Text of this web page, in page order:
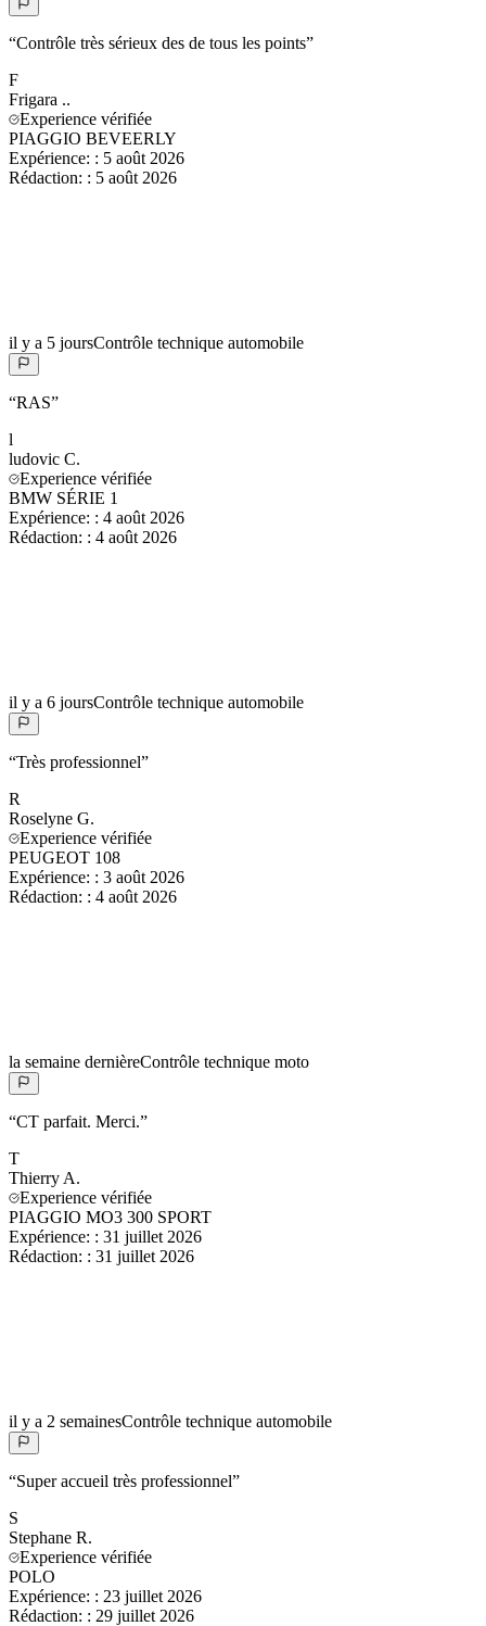
“Contrôle très sérieux des de tous les points”
F
Frigara ..
Experience vérifiée
PIAGGIO BEVEERLY
Expérience: : 5 août 2026
Rédaction: : 5 août 2026
il y a 5 joursContrôle technique automobile
“RAS”
l
ludovic C.
Experience vérifiée
BMW SÉRIE 1
Expérience: : 4 août 2026
Rédaction: : 4 août 2026
il y a 6 joursContrôle technique automobile
“Très professionnel”
R
Roselyne G.
Experience vérifiée
PEUGEOT 108
Expérience: : 3 août 2026
Rédaction: : 4 août 2026
la semaine dernièreContrôle technique moto
“CT parfait. Merci.”
T
Thierry A.
Experience vérifiée
PIAGGIO MO3 300 SPORT
Expérience: : 31 juillet 2026
Rédaction: : 31 juillet 2026
il y a 2 semainesContrôle technique automobile
“Super accueil très professionnel”
S
Stephane R.
Experience vérifiée
POLO
Expérience: : 23 juillet 2026
Rédaction: : 29 juillet 2026